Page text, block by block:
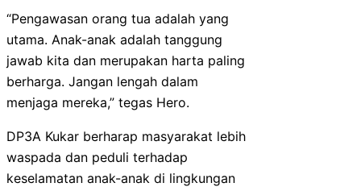
“Pengawasan orang tua adalah yang
utama. Anak-anak adalah tanggung
jawab kita dan merupakan harta paling
berharga. Jangan lengah dalam
menjaga mereka,” tegas Hero.
DP3A Kukar berharap masyarakat lebih
waspada dan peduli terhadap
keselamatan anak-anak di lingkungan